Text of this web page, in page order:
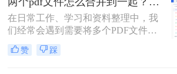
在日常工作、学习和资料整理中，我
们经常会遇到需要将多个PDF文件合
并为一个的情况。无论是整合多个章
节的电子书、汇总一份报告的各个部
赞 踩